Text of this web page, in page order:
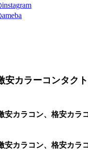
カラーコンタク
カラコン、格安カラ
安カラコン、格安カラ